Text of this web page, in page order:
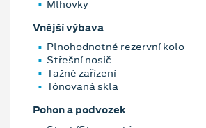
Mlhovky
Vnější výbava
Plnohodnotné rezervní kolo
Střešní nosič
Tažné zařízení
Tónovaná skla
Pohon a podvozek